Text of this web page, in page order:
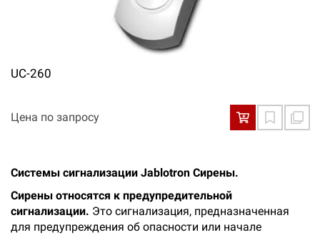
UC-260
Цена по запросу
Системы сигнализации Jablotron Сирены.
Сирены относятся к предупредительной
сигнализации. Это сигнализация, предназначенная
для предупреждения об опасности или начале